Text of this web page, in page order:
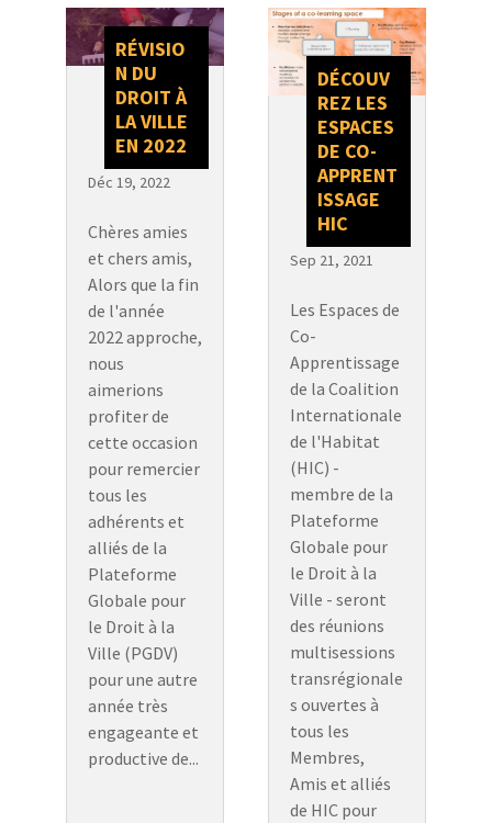
RÉVISIO
N DU
DROIT À
LA VILLE
EN 2022
Déc 19, 2022
Chères amies
et chers amis,
Alors que la fin
de l'année
2022 approche,
nous
aimerions
profiter de
cette occasion
pour remercier
tous les
adhérents et
alliés de la
Plateforme
Globale pour
le Droit à la
Ville (PGDV)
pour une autre
année très
engageante et
productive de...
DÉCOUV
REZ LES
ESPACES
DE CO-
APPRENT
ISSAGE
HIC
Sep 21, 2021
Les Espaces de
Co-
Apprentissage
de la Coalition
Internationale
de l'Habitat
(HIC) -
membre de la
Plateforme
Globale pour
le Droit à la
Ville - seront
des réunions
multisessions
transrégionale
s ouvertes à
tous les
Membres,
Amis et alliés
de HIC pour